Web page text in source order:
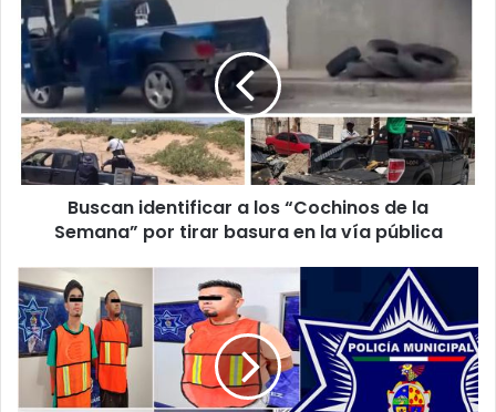
identificar
a
los
“Cochinos
de
la
Semana”
por
basura
vía
pública
Buscan identificar a los “Cochinos de la
Semana” por tirar basura en la vía pública
Detuvieron
a
cinco
puchadores
con
cristal